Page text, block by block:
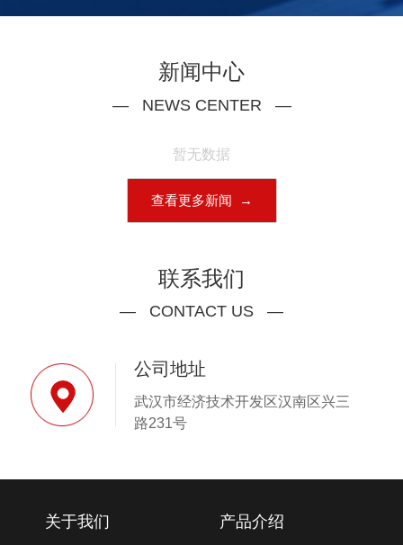
慧消防、智慧城市、 传感器、医疗器械、科研仪
统、家庭储能等领域。
智能仪器仪表
智能水表是一种利用现代微电子技术、现代
传感技术、智能IC卡技术对用水量进行计量
— NEWS CENTER —
暂无数据